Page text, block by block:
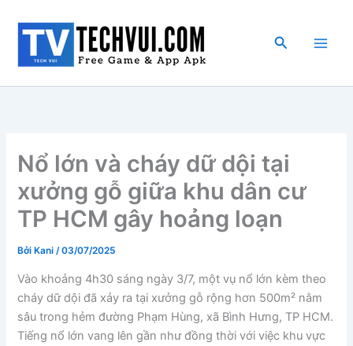
dung
Tìm
Nổ lớn và cháy dữ dội tại
xưởng gỗ giữa khu dân cư
TP HCM gây hoảng loạn
Bởi Kani/03/07/2025
Vào khoảng 4h30 sáng ngày 3/7, một vụ nổ lớn kèm theo
cháy dữ dội đã xảy ra tại xưởng gỗ rộng hơn 500m² nằm
sâu trong hẻm đường Phạm Hùng, xã Bình Hưng, TP HCM.
Tiếng nổ lớn vang lên gần như đồng thời với việc khu vực